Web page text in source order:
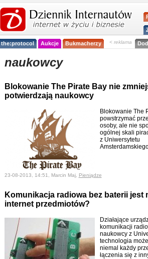
the:protocol Aukcje Bukmacherzy < reklama
naukowcy
Blokowanie The Pirate Bay nie
potwierdzają naukowcy
Blokowanie The
powstrzymać
osoby, ale nie
ogólnej skali
z Uniwersytetu
23-08-2013, 14:51, Marcin Maj, Pieniądze
Komunikacja radiowa bez baterii jest
internet przedmiotów?
Działające
komunikacji
naukowcy z
technologia
niemal każdy
łączenia się z